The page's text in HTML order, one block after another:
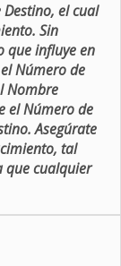
el cual
Sin
que influye en
Número de
Nombre
el Número de
Asegúrate
tal
que cualquier